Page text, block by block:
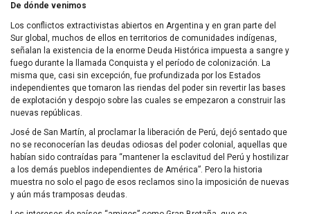
De dónde venimos
Los conflictos extractivistas abiertos en Argentina y en gran parte del
Sur global, muchos de ellos en territorios de comunidades indígenas,
señalan la existencia de la enorme Deuda Histórica impuesta a sangre y
fuego durante la llamada Conquista y el período de colonización. La
misma que, casi sin excepción, fue profundizada por los Estados
independientes que tomaron las riendas del poder sin revertir las bases
de explotación y despojo sobre las cuales se empezaron a construir las
nuevas repúblicas.
José de San Martín, al proclamar la liberación de Perú, dejó sentado que
no se reconocerían las deudas odiosas del poder colonial, aquellas que
habían sido contraídas para “mantener la esclavitud del Perú y hostilizar
a los demás pueblos independientes de América”. Pero la historia
muestra no solo el pago de esos reclamos sino la imposición de nuevas
y aún más tramposas deudas.